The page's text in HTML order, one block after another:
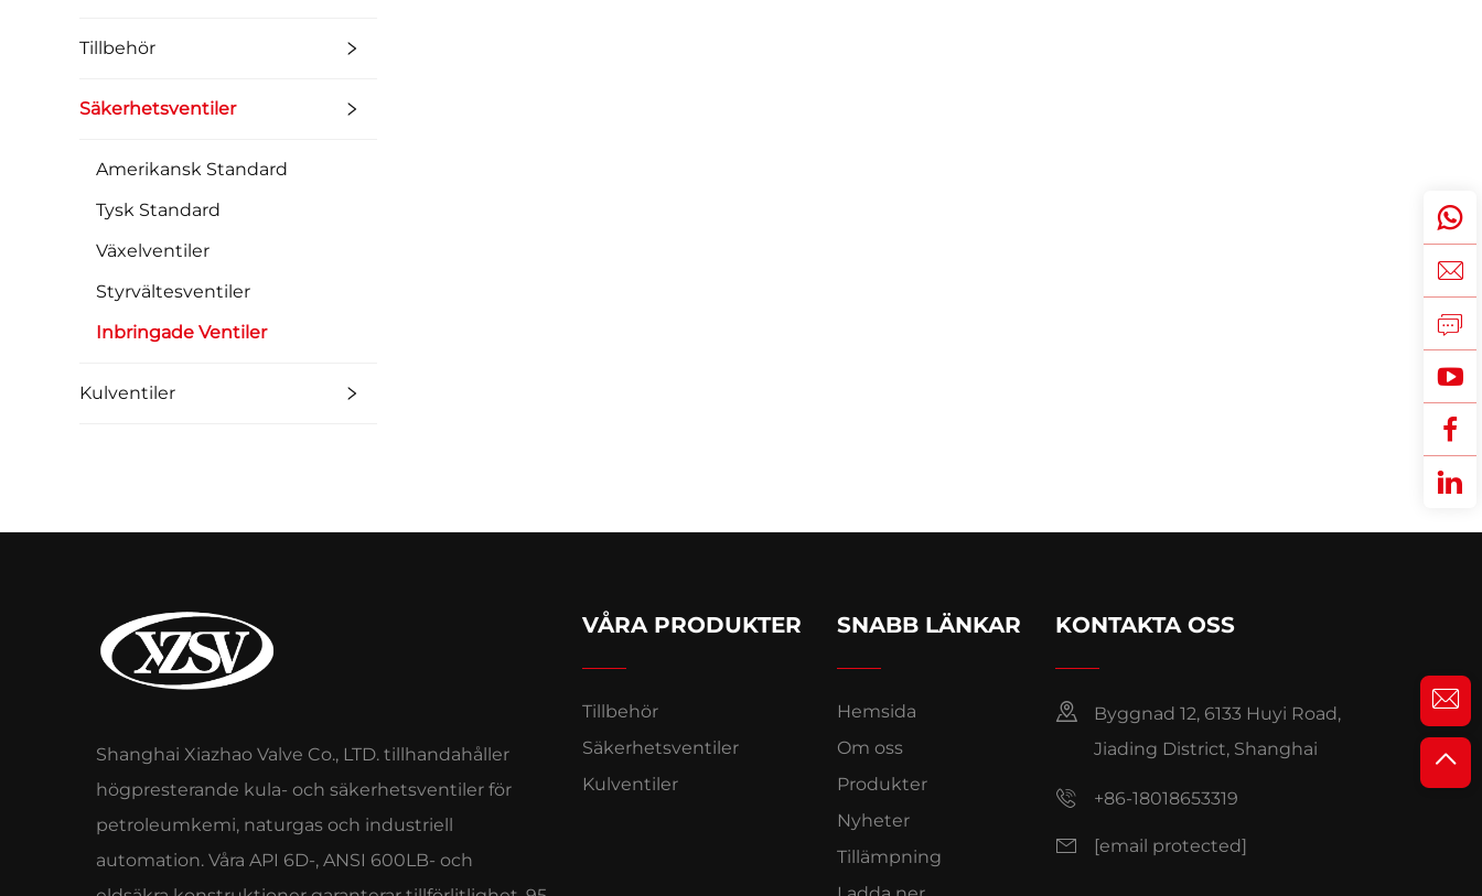
Tillbehör
Säkerhetsventiler
Amerikansk Standard
Tysk Standard
Växelventiler
Styrvältesventiler
Inbringade Ventiler
Kulventiler
Shanghai Xiazhao Valve Co., LTD. tillhandahåller
högpresterande kula- och säkerhetsventiler för
petroleumkemi, naturgas och industriell
automation. Våra API 6D-, ANSI 600LB- och
VÅRA PRODUKTER
Tillbehör
Säkerhetsventiler
Kulventiler
SNABB LÄNKAR
Hemsida
Om oss
Produkter
Nyheter
Tillämpning
KONTAKTA OSS
Byggnad 12, 6133 Huyi Road,
Jiading District, Shanghai
+86-18018653319
[email protected]